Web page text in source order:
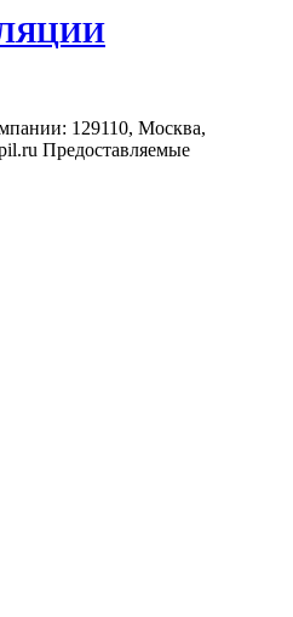
129110, Москва,
Предоставляемые